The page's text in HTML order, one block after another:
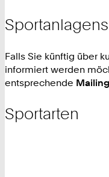
Falls Sie künftig über
informiert werden
entsprechende
Sportarten